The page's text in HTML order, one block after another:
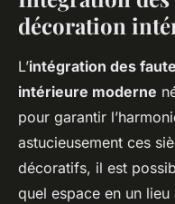
décoration
L’intégration des
intérieure moderne
pour garantir
astucieusement ces
décoratifs, il est
quel espace en un